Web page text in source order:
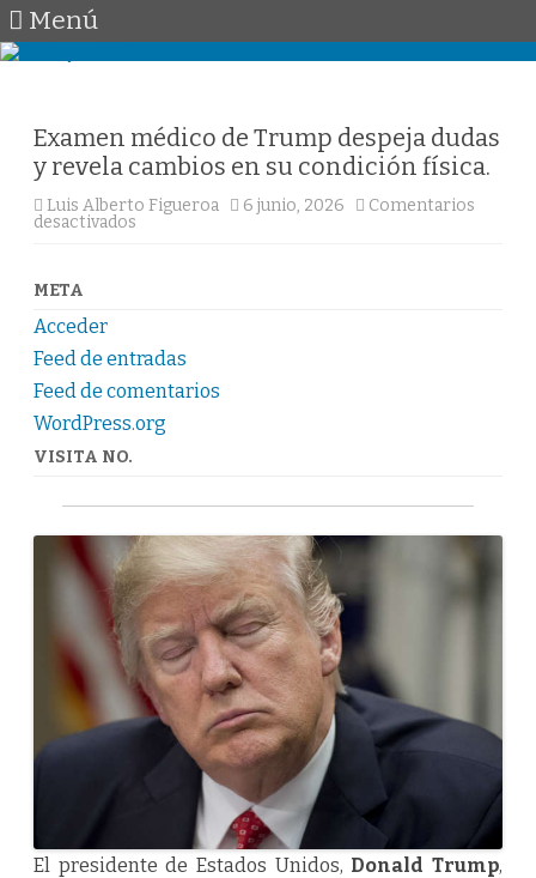
Menú
Examen médico de Trump despeja dudas
y revela cambios en su condición física.
Luis Alberto Figueroa 6 junio, 2026
Comentarios
desactivados
revela
cambios
en
condición
física.
META
Acceder
Feed de entradas
Feed de comentarios
WordPress.org
VISITA NO.
El presidente de Estados Unidos, Donald Trump,